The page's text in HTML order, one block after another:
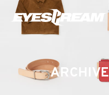
ARCHIVE